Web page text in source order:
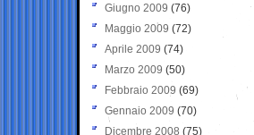
Giugno 2009 (76)
Maggio 2009 (72)
Aprile 2009 (74)
Marzo 2009 (50)
Febbraio 2009 (69)
Gennaio 2009 (70)
Dicembre 2008 (75)